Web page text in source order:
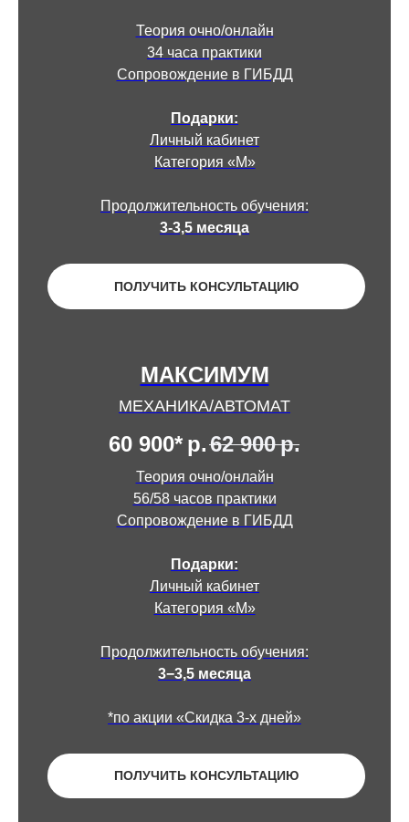
Теория очно/онлайн
34 часа практики
Сопровождение в ГИБДД
Подарки:
Личный кабинет
Категория «М»
Продолжительность обучения:
3-3,5 месяца
ПОЛУЧИТЬ КОНСУЛЬТАЦИЮ
МАКСИМУМ
МЕХАНИКА/АВТОМАТ
60 900* р.62 900р.
Теория очно/онлайн
56/58 часов практики
Сопровождение в ГИБДД
Подарки:
Личный кабинет
Категория «М»
Продолжительность обучения:
3−3,5 месяца
*по акции «Скидка 3-х дней»
ПОЛУЧИТЬ КОНСУЛЬТАЦИЮ